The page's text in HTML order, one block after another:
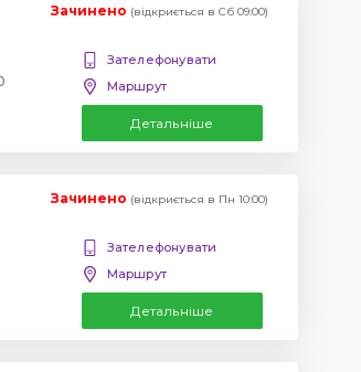
Зачинено (відкриється в Сб 09:00)
Зателефонувати
Маршрут
Детальніше
Зачинено (відкриється в Пн 10:00)
Зателефонувати
Маршрут
Детальніше